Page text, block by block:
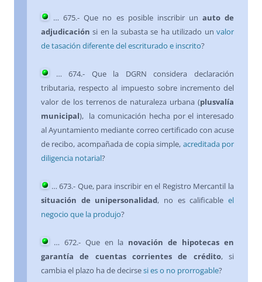
…675.- Que no es posible inscribir un auto de
adjudicación si en la subasta se ha utilizado un valor
de tasación diferente del escriturado e inscrito?
…674.- Que la DGRN considera declaración
tributaria, respecto al impuesto sobre incremento del
valor de los terrenos de naturaleza urbana (plusvalía
municipal), la comunicación hecha por el interesado
al Ayuntamiento mediante correo certificado con acuse
de recibo, acompañada de copia simple, acreditada por
diligencia notarial?
…673.- Que, para inscribir en el Registro Mercantil la
situación de unipersonalidad, no es calificableel
negocio que la produjo?
… 672.- Que en la novación de hipotecas en
garantía de cuentas corrientes de crédito, si
cambia el plazo ha de decirsesi es o no prorrogable?